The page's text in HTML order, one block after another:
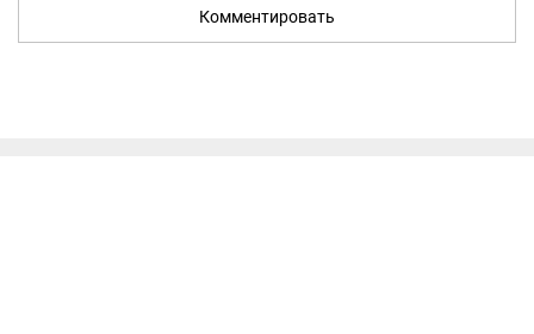
Комментировать